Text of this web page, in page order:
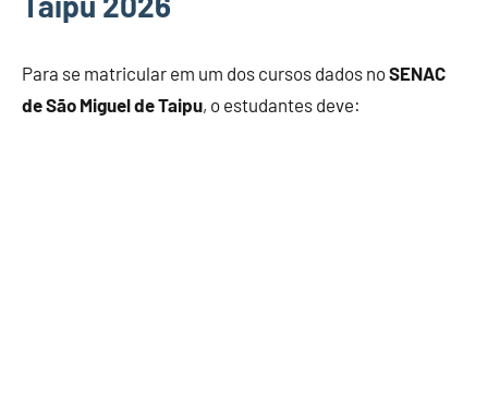
Para se matricular em um dos cursos dados noSENAC
de São Miguel de Taipu, o estudantes deve: